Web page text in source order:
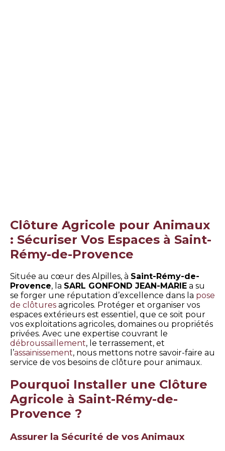
Clôture Agricole pour Animaux
: Sécuriser Vos Espaces à Saint-
Rémy-de-Provence
Située au cœur des Alpilles, à Saint-Rémy-de-
Provence, la SARL GONFOND JEAN-MARIE a su
se forger une réputation d’excellence dans la pose
de clôtures agricoles. Protéger et organiser vos
espaces extérieurs est essentiel, que ce soit pour
vos exploitations agricoles, domaines ou propriétés
privées. Avec une expertise couvrant le
débroussaillement, le terrassement, et
l’assainissement, nous mettons notre savoir-faire au
service de vos besoins de clôture pour animaux.
Pourquoi Installer une Clôture
Agricole à Saint-Rémy-de-
Provence ?
Assurer la Sécurité de vos Animaux